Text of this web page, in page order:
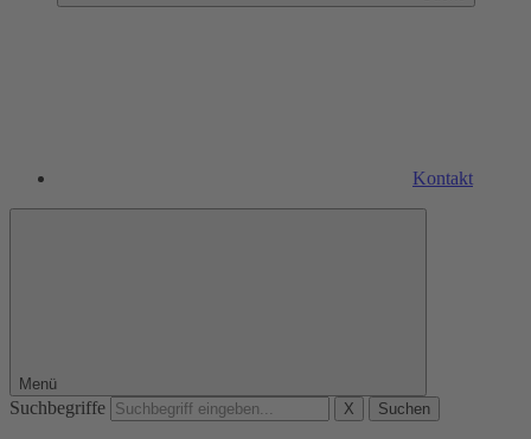
Kontakt
Menü
Suchbegriffe X Suchen